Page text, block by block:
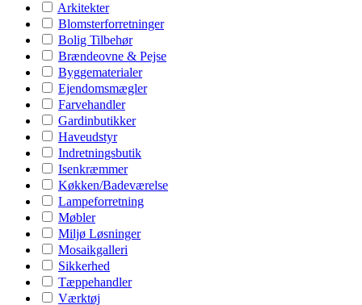
Arkitekter
Blomsterforretninger
Bolig Tilbehør
Brændeovne & Pejse
Byggematerialer
Ejendomsmægler
Farvehandler
Gardinbutikker
Haveudstyr
Indretningsbutik
Isenkræmmer
Køkken/Badeværelse
Lampeforretning
Møbler
Miljø Løsninger
Mosaikgalleri
Sikkerhed
Tæppehandler
Værktøj